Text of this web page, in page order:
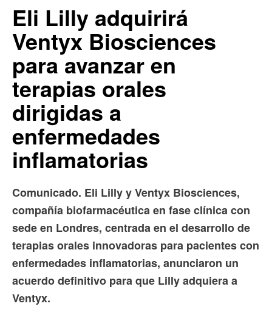
Eli Lilly adquirirá
Ventyx Biosciences
para avanzar en
terapias orales
dirigidas a
enfermedades
inflamatorias
Comunicado. Eli Lilly y Ventyx Biosciences,
compañía biofarmacéutica en fase clínica con
sede en Londres, centrada en el desarrollo de
terapias orales innovadoras para pacientes con
enfermedades inflamatorias, anunciaron un
acuerdo definitivo para que Lilly adquiera a
Ventyx.